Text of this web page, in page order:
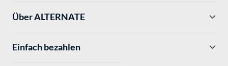
Über ALTERNATE
Einfach bezahlen